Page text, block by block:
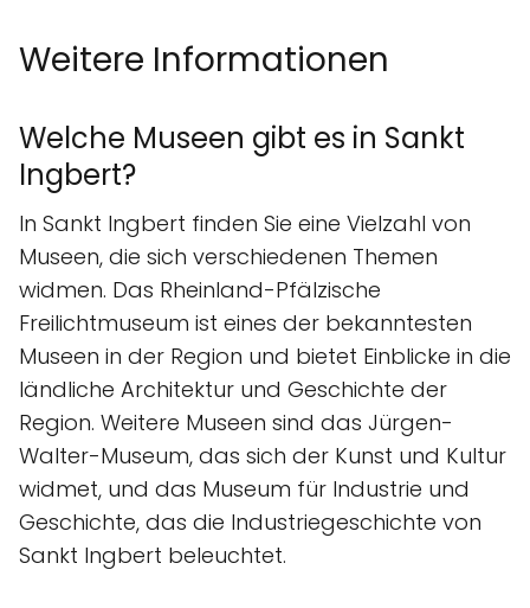
Weitere Informationen
Welche Museen gibt es in Sankt
Ingbert?
In Sankt Ingbert finden Sie eine Vielzahl von
Museen, die sich verschiedenen Themen
widmen. Das Rheinland-Pfälzische
Freilichtmuseum ist eines der bekanntesten
Museen in der Region und bietet Einblicke in die
ländliche Architektur und Geschichte der
Region. Weitere Museen sind das Jürgen-
Walter-Museum, das sich der Kunst und Kultur
widmet, und das Museum für Industrie und
Geschichte, das die Industriegeschichte von
Sankt Ingbert beleuchtet.